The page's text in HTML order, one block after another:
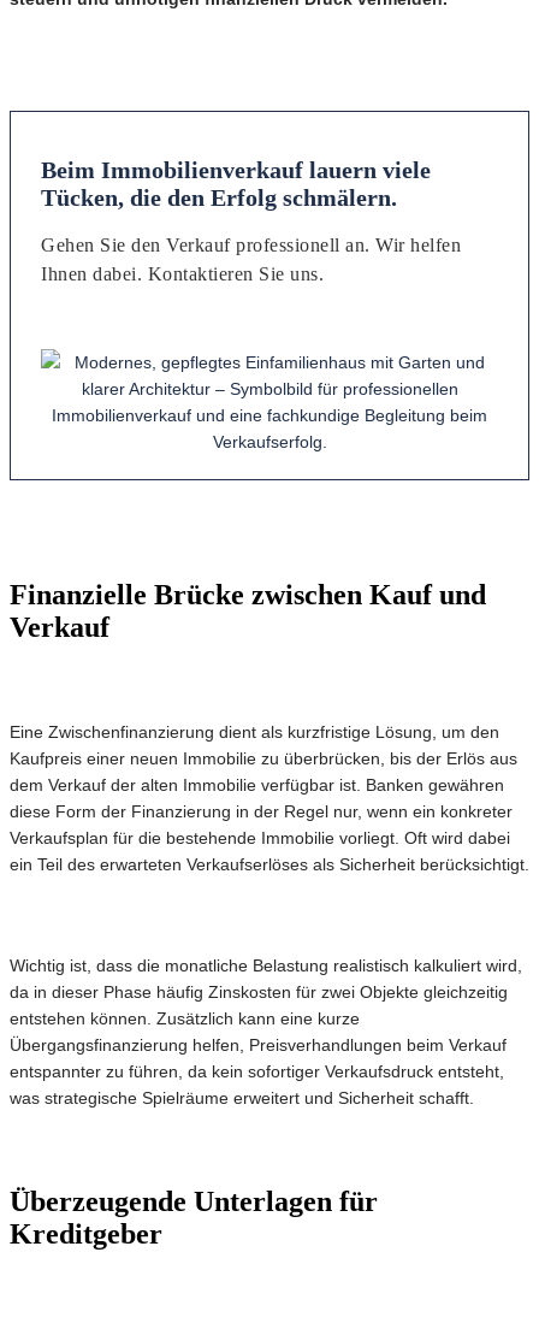
Beim Immobilienverkauf lauern viele
Tücken, die den Erfolg schmälern.
Gehen Sie den Verkauf professionell an. Wir helfen
Ihnen dabei. Kontaktieren Sie uns.
Finanzielle Brücke zwischen Kauf und
Verkauf
Eine Zwischenfinanzierung dient als kurzfristige Lösung, um den
Kaufpreis einer neuen Immobilie zu überbrücken, bis der Erlös aus
dem Verkauf der alten Immobilie verfügbar ist. Banken gewähren
diese Form der Finanzierung in der Regel nur, wenn ein konkreter
Verkaufsplan für die bestehende Immobilie vorliegt. Oft wird dabei
ein Teil des erwarteten Verkaufserlöses als Sicherheit berücksichtigt.
Wichtig ist, dass die monatliche Belastung realistisch kalkuliert wird,
da in dieser Phase häufig Zinskosten für zwei Objekte gleichzeitig
entstehen können. Zusätzlich kann eine kurze
Übergangsfinanzierung helfen, Preisverhandlungen beim Verkauf
entspannter zu führen, da kein sofortiger Verkaufsdruck entsteht,
was strategische Spielräume erweitert und Sicherheit schafft.
Überzeugende Unterlagen für
Kreditgeber